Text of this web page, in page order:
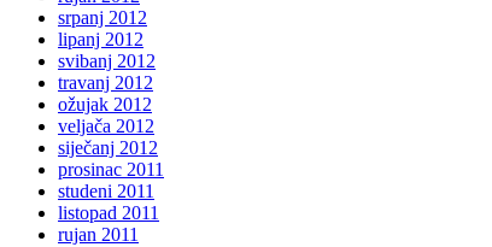
srpanj 2012
lipanj 2012
svibanj 2012
travanj 2012
ožujak 2012
veljača 2012
siječanj 2012
prosinac 2011
studeni 2011
listopad 2011
rujan 2011